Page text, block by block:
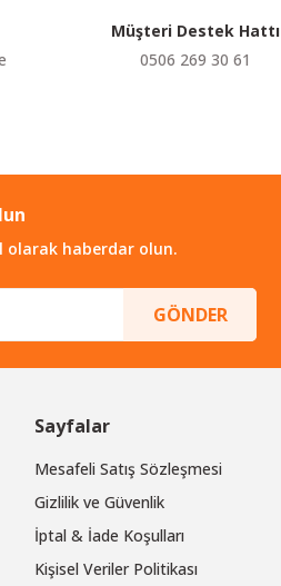
Müşteri Destek Hattı
0506 269 30 61
olarak haberdar olun.
GÖNDER
Sayfalar
Mesafeli Satış Sözleşmesi
Gizlilik ve Güvenlik
İptal & İade Koşulları
Kişisel Veriler Politikası